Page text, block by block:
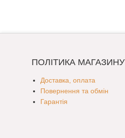
ПОЛІТИКА МАГАЗИНУ
Доставка, оплата
Повернення та обмін
Гарантія